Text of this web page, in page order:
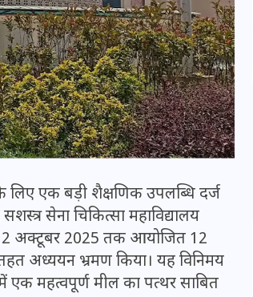
लिए एक बड़ी शैक्षणिक उपलब्धि दर्ज
सेना चिकित्सा महाविद्यालय
अक्टूबर 2025 तक आयोजित 12
अध्ययन भ्रमण किया। यह विनिमय
महत्वपूर्ण मील का पत्थर साबित